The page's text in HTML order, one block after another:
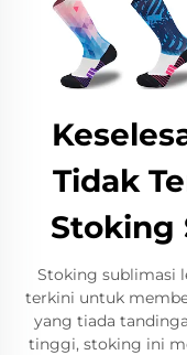
Tidak
Stoking
Stoking sublimasi
terkini untuk
yang tiada
tinggi, stoking ini